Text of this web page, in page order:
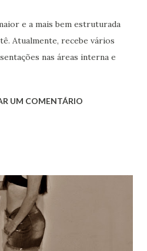
e a mais bem estruturada
Atualmente, recebe vários
nas áreas interna e
UM COMENTÁRIO